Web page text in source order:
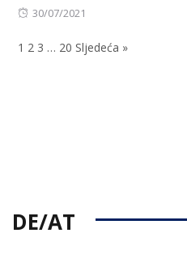
Posted
30/07/2021
1 2 3 … 20 Sljedeća »
DE/AT